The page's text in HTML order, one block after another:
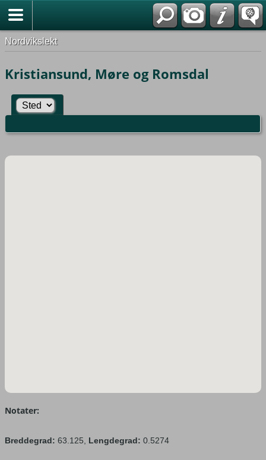
Nordvikslekt
Kristiansund, Møre og Romsdal
Notater:
Breddegrad: 63.125, Lengdegrad: 0.5274